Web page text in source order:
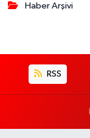
Haber Arşivi
RSS